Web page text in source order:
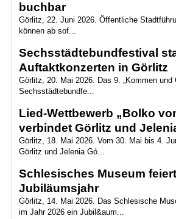
buchbar
Görlitz, 22. Juni 2026. Öffentliche
können ab sof...
Sechsstädtebundfestival
Auftaktkonzerten in Görlitz
Görlitz, 20. Mai 2026. Das 9. „Kommen und
Sechsstädtebundfe...
Lied-Wettbewerb „Bolko
verbindet Görlitz und
Görlitz, 18. Mai 2026. Vom 30. Mai bis 4.
Görlitz und Jelenia Gó...
Schlesisches Museum feiert
Jubiläumsjahr
Görlitz, 14. Mai 2026. Das Schlesische
im Jahr 2026 ein Jubil&aum...